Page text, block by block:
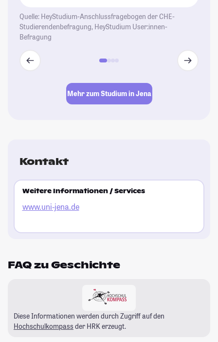
Quelle: HeyStudium-Anschlussfragebogen der CHE-
Studierendenbefragung, HeyStudium User:innen-
Befragung
Mehr zum Studium in Jena
Kontakt
Weitere Informationen / Services
www.uni-jena.de
FAQ zu Geschichte
Diese Informationen werden durch Zugriff auf den
Hochschulkompass der HRK erzeugt.